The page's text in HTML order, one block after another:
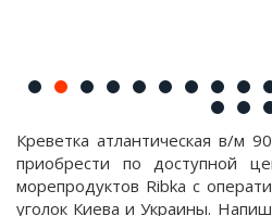
Креветка атлантическая в/м
приобрести по доступной
морепродуктов Ribka с
уголок Киева и Украины.